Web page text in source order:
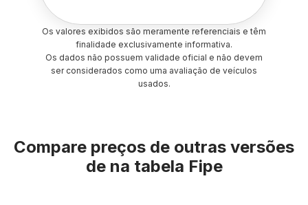
Os valores exibidos são meramente referenciais e têm
finalidade exclusivamente informativa.
Os dados não possuem validade oficial e não devem
ser considerados como uma avaliação de veículos
usados.
Compare preços de outras versões
de na tabela Fipe